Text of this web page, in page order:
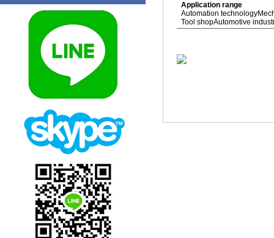
Application range
Automation technology
Tool shopAutomotive